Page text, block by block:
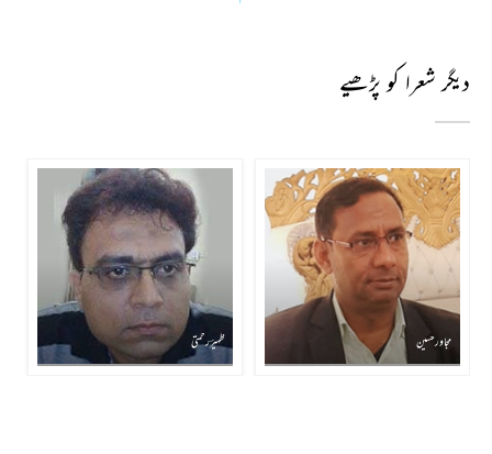
دیگر شعرا کو پڑھیے
مجاور حسین ظہیرؔ رحمتی